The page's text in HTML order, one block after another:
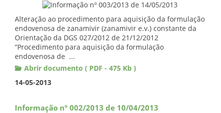
Alteração ao procedimento para aquisição da formulação
endovenosa de zanamivir (zanamivir e.v.) constante da
Orientação da DGS 027/2012 de 21/12/2012
“Procedimento para aquisição da formulação
endovenosa de ...
Abrir documento ( PDF - 475 Kb )
14-05-2013
Informação nº 002/2013 de 10/04/2013